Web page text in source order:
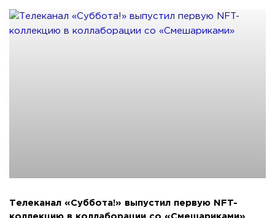
Телеканал «Суббота!» выпустил первую NFT-
коллекцию в коллаборации со «Смешариками»